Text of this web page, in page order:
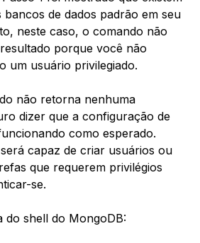
bancos de dados padrão em seu
neste caso, o comando não
porque você não
um usuário privilegiado.
não retorna nenhuma
dizer que a configuração de
como esperado.
capaz de criar usuários ou
que requerem privilégios
se.
do shell do MongoDB: